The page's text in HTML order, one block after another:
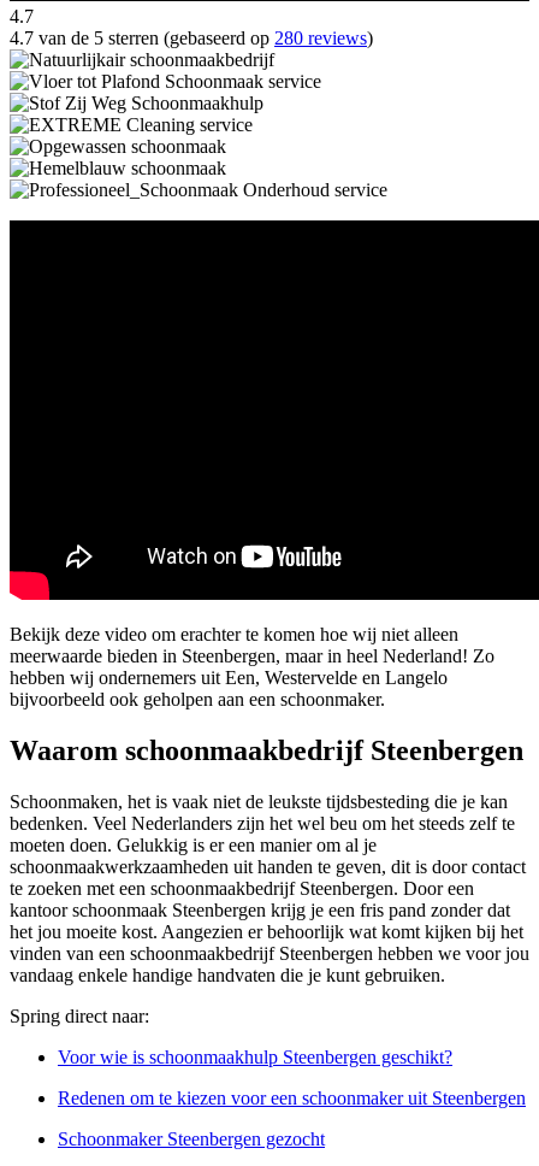
4.7
4.7 van de 5 sterren (gebaseerd op 280 reviews)
Bekijk deze video om erachter te komen hoe wij niet alleen
meerwaarde bieden in Steenbergen, maar in heel Nederland! Zo
hebben wij ondernemers uit Een, Westervelde en Langelo
bijvoorbeeld ook geholpen aan een schoonmaker.
Waarom schoonmaakbedrijf Steenbergen
Schoonmaken, het is vaak niet de leukste tijdsbesteding die je kan
bedenken. Veel Nederlanders zijn het wel beu om het steeds zelf te
moeten doen. Gelukkig is er een manier om al je
schoonmaakwerkzaamheden uit handen te geven, dit is door contact
te zoeken met een schoonmaakbedrijf Steenbergen. Door een
kantoor schoonmaak Steenbergen krijg je een fris pand zonder dat
het jou moeite kost. Aangezien er behoorlijk wat komt kijken bij het
vinden van een schoonmaakbedrijf Steenbergen hebben we voor jou
vandaag enkele handige handvaten die je kunt gebruiken.
Spring direct naar:
Voor wie is schoonmaakhulp Steenbergen geschikt?
Redenen om te kiezen voor een schoonmaker uit Steenbergen
Schoonmaker Steenbergen gezocht